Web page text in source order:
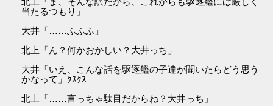
当たるつもり」
大井「……ふふふ」
北上「ん？何かおかしい？大井っち」
大井「いえ、こんな話を駆逐艦の子達が聞いたらどう思う
かなって」ｸｽｸｽ
北上「……言っちゃ駄目だからね？大井っち」